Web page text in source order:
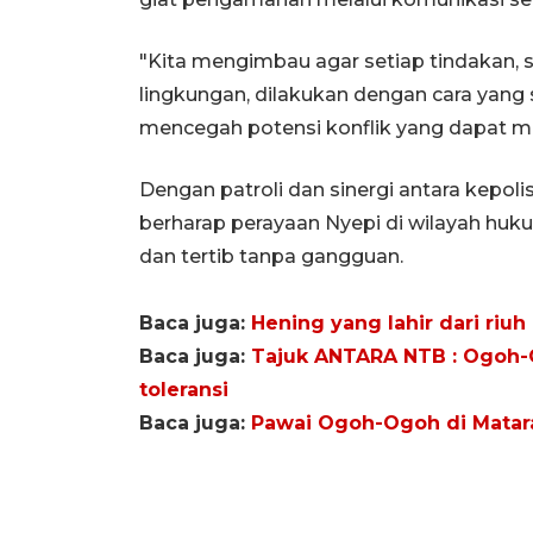
"Kita mengimbau agar setiap tindakan,
lingkungan, dilakukan dengan cara
mencegah potensi konflik yang dapat
Dengan patroli dan sinergi antara
berharap perayaan Nyepi di wilayah
dan tertib tanpa gangguan.
Baca juga: Hening yang lahir dari riuh
Baca juga: Tajuk ANTARA NTB :
toleransi
Baca juga: Pawai Ogoh-Ogoh di